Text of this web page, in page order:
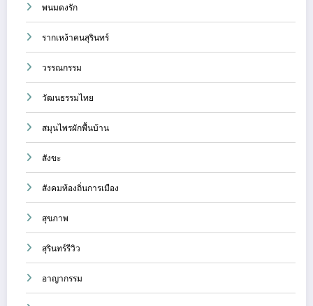
พนมดงรัก
รากเหง้าคนสุรินทร์
วรรณกรรม
วัฒนธรรมไทย
สมุนไพรผักพื้นบ้าน
สังขะ
สังคมท้องถิ่นการเมือง
สุขภาพ
สุรินทร์รีวิว
อาญากรรม